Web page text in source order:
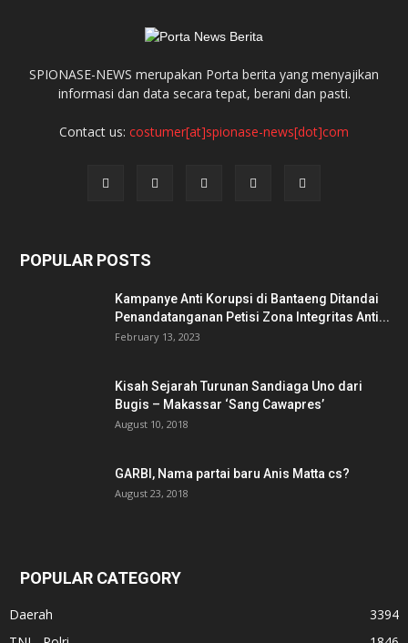
SPIONASE-NEWS merupakan Porta berita yang menyajikan
informasi dan data secara tepat, berani dan pasti.
Contact us: costumer[at]spionase-news[dot]com
POPULAR POSTS
Kampanye Anti Korupsi di Bantaeng Ditandai
Penandatanganan Petisi Zona Integritas Anti...
February 13, 2023
Kisah Sejarah Turunan Sandiaga Uno dari
Bugis – Makassar ‘Sang Cawapres’
August 10, 2018
GARBI, Nama partai baru Anis Matta cs?
August 23, 2018
POPULAR CATEGORY
Daerah
3394